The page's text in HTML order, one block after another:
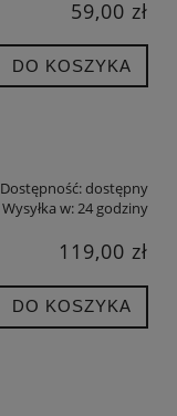
59,00 zł
DO KOSZYKA
Dostępność:dostępny
Wysyłka w:24 godziny
119,00 zł
DO KOSZYKA